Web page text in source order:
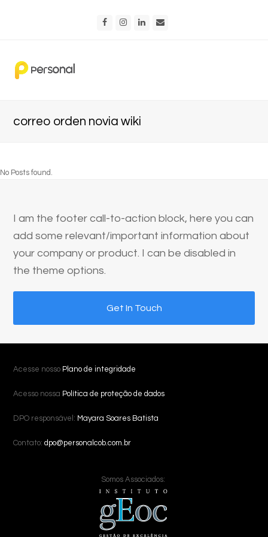
FacebookInstagram
LinkedIn
correo orden novia wiki
No Posts found.
I am the footer call-to-action block, here you can
add some relevant/important information about
your company or product. I can be disabled in
the theme options.
Get In Touch
Acesse nosso Plano de integridade
Acesso nossa Política de proteção de dados
DPO responsável: Mayara Soares Batista
Contato:dpo@personalcob.com.br
Somos Associados: